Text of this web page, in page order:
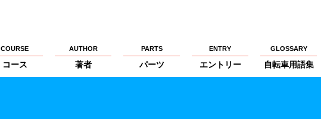
COURSE
コース
AUTHOR
著者
PARTS
パーツ
ENTRY
エントリー
GLOSSARY
自転車用語集